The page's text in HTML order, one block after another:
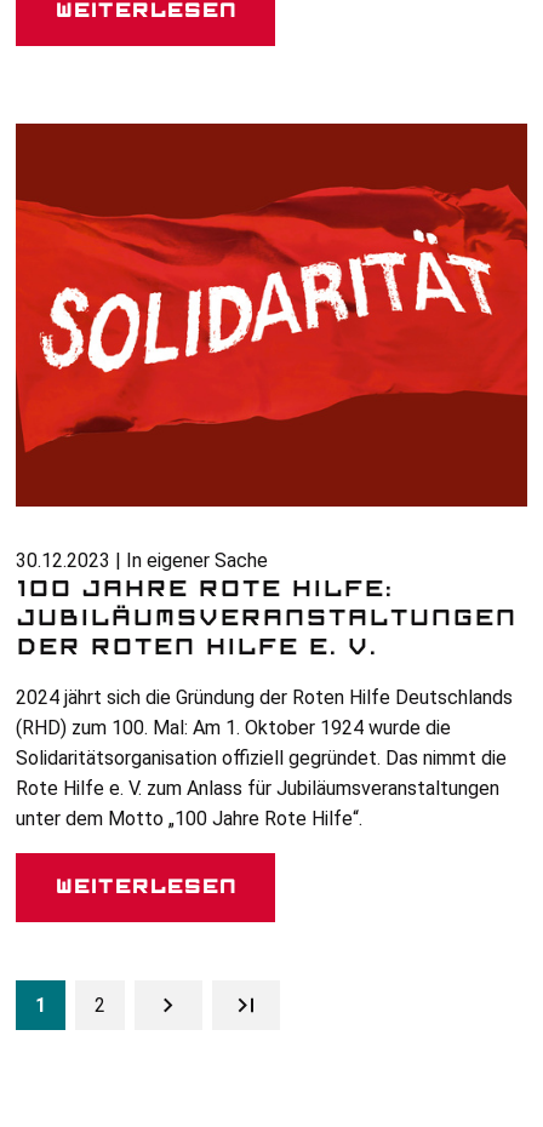
Weiterlesen
30.12.2023 | In eigener Sache
100 JAHRE ROTE HILFE:
JUBILÄUMSVERANSTALTUNGEN
DER ROTEN HILFE E. V.
2024 jährt sich die Gründung der Roten Hilfe Deutschlands
(RHD) zum 100. Mal: Am 1. Oktober 1924 wurde die
Solidaritätsorganisation offiziell gegründet. Das nimmt die
Rote Hilfe e. V. zum Anlass für Jubiläumsveranstaltungen
unter dem Motto „100 Jahre Rote Hilfe“.
Weiterlesen
SEITENNUMMERIERUNG
1 2
Zur nächsten Seite
Letzte Seite